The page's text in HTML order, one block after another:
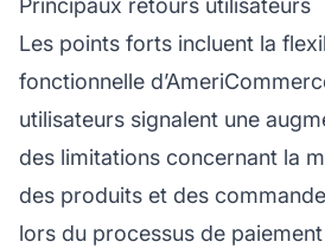
Principaux retours utilisateurs
Les points forts incluent la
fonctionnelle
utilisateurs signalent une
des limitations concernant la
des produits et des
lors du processus de